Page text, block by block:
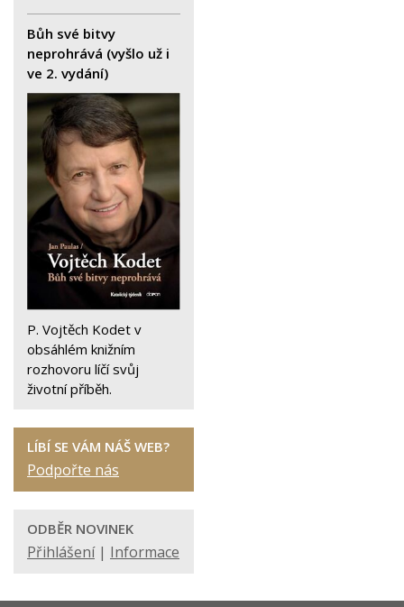
Bůh své bitvy
neprohrává (vyšlo už i
ve 2. vydání)
P. Vojtěch Kodet v
obsáhlém knižním
rozhovoru líčí svůj
životní příběh.
LÍBÍ SE VÁM NÁŠ WEB?
Podpořte nás
ODBĚR NOVINEK
Přihlášení| Informace